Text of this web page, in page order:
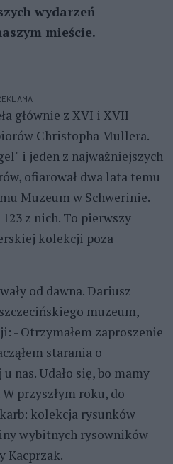
wydarzeń
mieście.
głównie z XVI i XVII
Christopha Mullera.
i jeden z najważniejszych
ofiarował dwa lata temu
Muzeum w Schwerinie.
z nich. To pierwszy
kolekcji poza
od dawna. Dariusz
muzeum,
- Otrzymałem zaproszenie
starania o
nas. Udało się, bo mamy
przyszłym roku, do
kolekcja rysunków
wybitnych rysowników
Kacprzak.